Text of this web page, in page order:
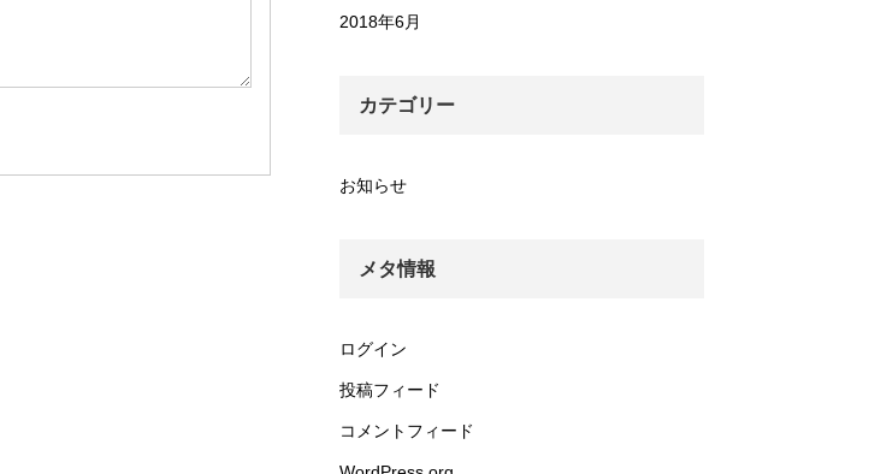
2018年6月
カテゴリー
お知らせ
メタ情報
ログイン
投稿フィード
コメントフィード